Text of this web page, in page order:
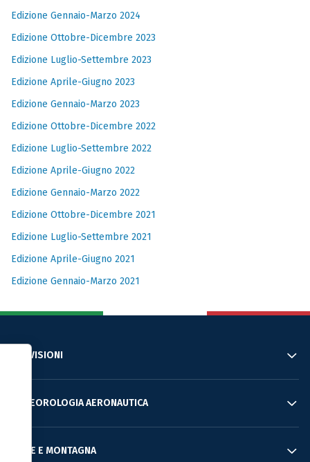
Edizione Gennaio-Marzo 2024
Edizione Ottobre-Dicembre 2023
Edizione Luglio-Settembre 2023
Edizione Aprile-Giugno 2023
Edizione Gennaio-Marzo 2023
Edizione Ottobre-Dicembre 2022
Edizione Luglio-Settembre 2022
Edizione Aprile-Giugno 2022
Edizione Gennaio-Marzo 2022
Edizione Ottobre-Dicembre 2021
Edizione Luglio-Settembre 2021
Edizione Aprile-Giugno 2021
Edizione Gennaio-Marzo 2021
PREVISIONI
METEOROLOGIA AERONAUTICA
MARE E MONTAGNA